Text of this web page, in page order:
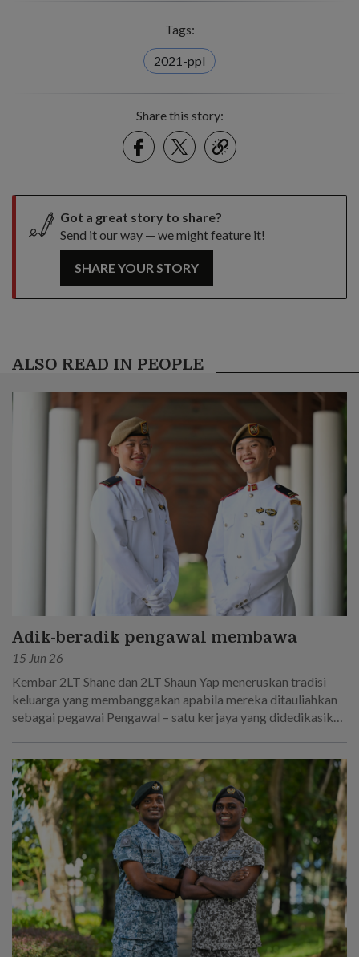
Tags:
2021-ppl
Share this story:
FacebookTwitter
link
Got a great story to share?
Send it our way — we might feature it!
SHARE YOUR STORY
ALSO READ IN PEOPLE
Adik-beradik pengawal membawa
15 Jun 26
Kembar 2LT Shane dan 2LT Shaun Yap meneruskan tradisi
keluarga yang membanggakan apabila mereka ditauliahkan
sebagai pegawai Pengawal – satu kerjaya yang didedikasikan